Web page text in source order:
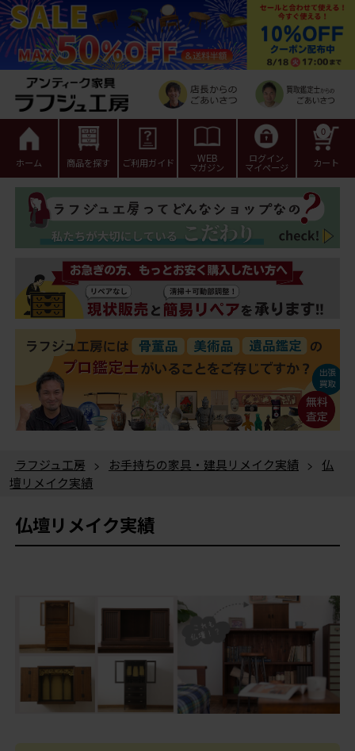
ホーム 商品を探す ご利用ガイド WEB
マガジン
ログイン
マイページ カート
0
ラフジュ工房 > お手持ちの家具・建具リメイク実績 >
仏
壇リメイク実績
仏壇リメイク実績